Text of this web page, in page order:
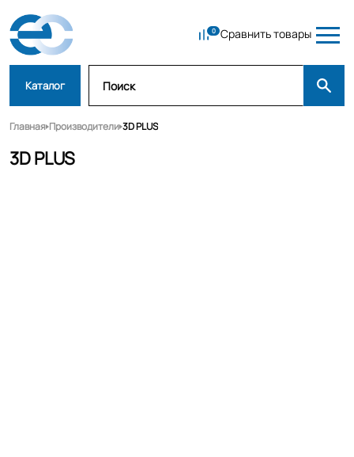
Сравнить товары
Каталог
Главная Производители 3D PLUS
3D PLUS